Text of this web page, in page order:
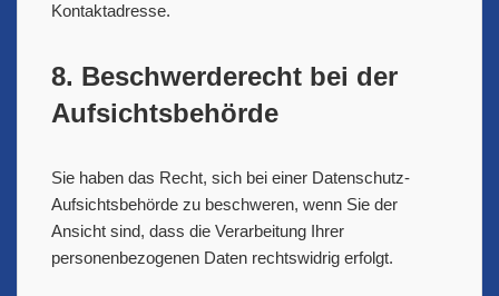
Kontaktadresse.
8. Beschwerderecht bei der
Aufsichtsbehörde
Sie haben das Recht, sich bei einer Datenschutz-
Aufsichtsbehörde zu beschweren, wenn Sie der
Ansicht sind, dass die Verarbeitung Ihrer
personenbezogenen Daten rechtswidrig erfolgt.